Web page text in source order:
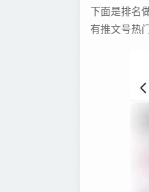
下面是排名
有推文号热